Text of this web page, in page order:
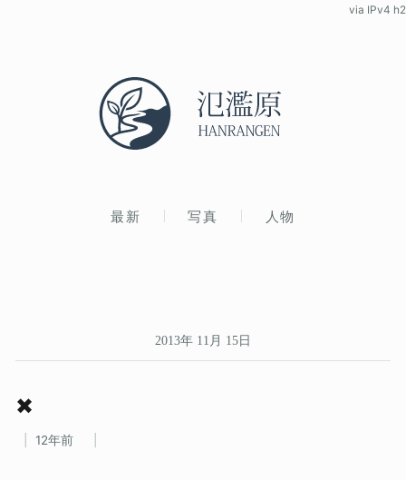
最新 写真 人物
via IPv4 h2
2013年 11月 15日
✖
12年前